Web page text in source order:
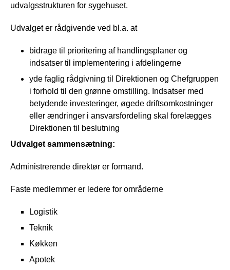
udvalgsstrukturen for sygehuset.
Udvalget er rådgivende ved bl.a. at
bidrage til prioritering af handlingsplaner og
indsatser til implementering i afdelingerne
yde faglig rådgivning til Direktionen og Chefgruppen
i forhold til den grønne omstilling. Indsatser med
betydende investeringer, øgede driftsomkostninger
eller ændringer i ansvarsfordeling skal forelægges
Direktionen til beslutning
Udvalget sammensætning:
Administrerende direktør er formand.
Faste medlemmer er ledere for områderne
Logistik
Teknik
Køkken
Apotek